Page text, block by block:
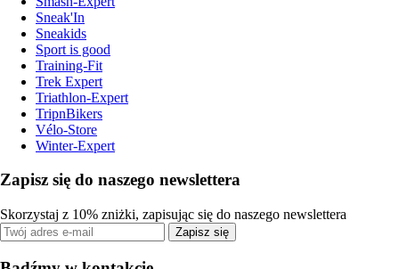
Sneak'In
Sneakids
Sport is good
Training-Fit
Trek Expert
Triathlon-Expert
TripnBikers
Vélo-Store
Winter-Expert
Zapisz się do naszego newslettera
Skorzystaj z 10% zniżki, zapisując się do naszego newslettera
Zapisz się